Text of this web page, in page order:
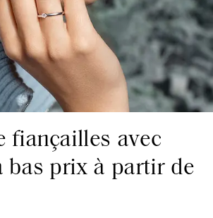
fiançailles avec
bas prix à partir de